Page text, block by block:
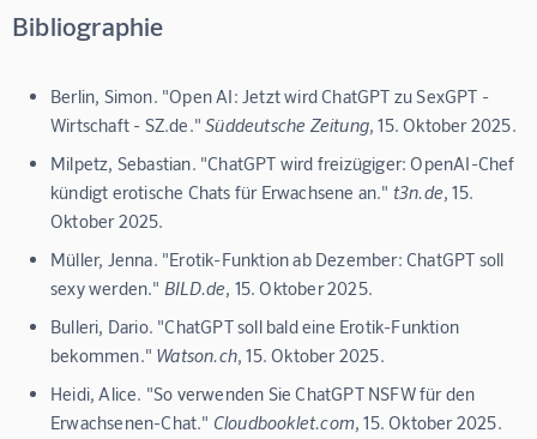
Bibliographie
Berlin, Simon. "Open AI: Jetzt wird ChatGPT zu SexGPT -
Wirtschaft - SZ.de."Süddeutsche Zeitung, 15. Oktober 2025.
Milpetz, Sebastian. "ChatGPT wird freizügiger: OpenAI-Chef
kündigt erotische Chats für Erwachsene an." t3n.de, 15.
Oktober 2025.
Müller, Jenna. "Erotik-Funktion ab Dezember: ChatGPT soll
sexy werden." BILD.de, 15. Oktober 2025.
Bulleri, Dario. "ChatGPT soll bald eine Erotik-Funktion
bekommen." Watson.ch, 15. Oktober 2025.
Heidi, Alice. "So verwenden Sie ChatGPT NSFW für den
Erwachsenen-Chat." Cloudbooklet.com, 15. Oktober 2025.